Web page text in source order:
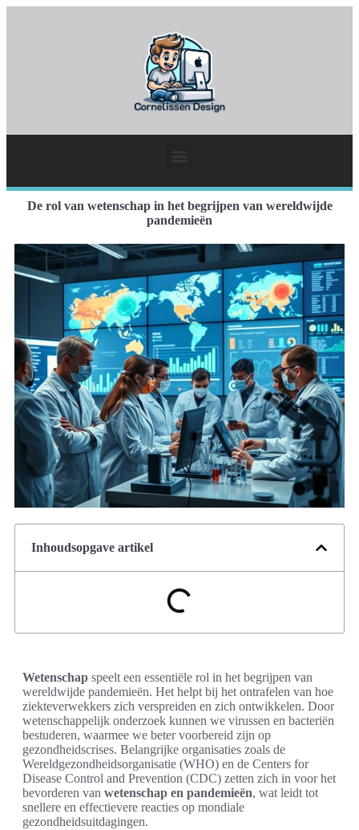
De rol van wetenschap in het begrijpen van wereldwijde
pandemieën
Inhoudsopgave artikel
Wetenschap speelt een essentiële rol in het begrijpen van
wereldwijde pandemieën. Het helpt bij het ontrafelen van hoe
ziekteverwekkers zich verspreiden en zich ontwikkelen. Door
wetenschappelijk onderzoek kunnen we virussen en bacteriën
bestuderen, waarmee we beter voorbereid zijn op
gezondheidscrises. Belangrijke organisaties zoals de
Wereldgezondheidsorganisatie (WHO) en de Centers for
Disease Control and Prevention (CDC) zetten zich in voor het
bevorderen van wetenschap en pandemieën, wat leidt tot
snellere en effectievere reacties op mondiale
gezondheidsuitdagingen.